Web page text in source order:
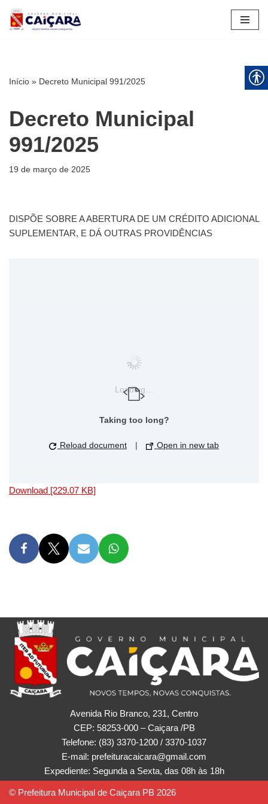
Pular
Início » Decreto Municipal 991/2025
Decreto Municipal
991/2025
19 de março de 2025
DISPÕE SOBRE A ABERTURA DE UM CRÉDITO ADICIONAL
SUPLEMENTAR, E DÁ OUTRAS PROVIDÊNCIAS
Loading…
Taking too long?
Reload document | Open in new tab
Download [229.07 KB]
Avenida Rio Branco, 231, Centro
CEP: 58253-000 – Caiçara /PB
Telefone: (83) 3370-1200 / 3370-1037
E-mail: prefeituracaicara@gmail.com
Expediente: Segunda a Sexta, das 08h às 18h
© Prefeitura Municipal de Caiçara PB 2026